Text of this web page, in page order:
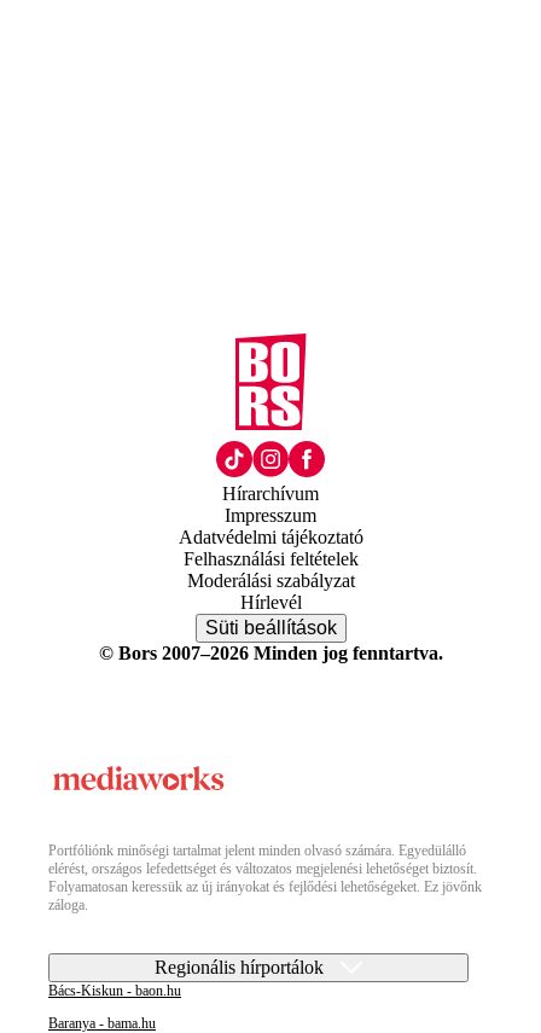
Hírarchívum
Impresszum
Adatvédelmi tájékoztató
Felhasználási feltételek
Moderálási szabályzat
Hírlevél
Süti beállítások
© Bors 2007–2026 Minden jog fenntartva.
Portfóliónk minőségi tartalmat jelent minden olvasó számára. Egyedülálló
elérést, országos lefedettséget és változatos megjelenési lehetőséget biztosít.
Folyamatosan keressük az új irányokat és fejlődési lehetőségeket. Ez jövőnk
záloga.
Regionális hírportálok
Bács-Kiskun - baon.hu
Baranya - bama.hu